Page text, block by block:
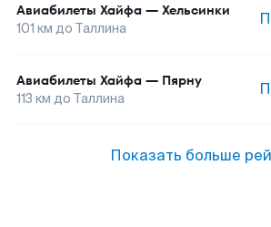
Авиабилеты Хайфа — Хельсинки
101 км до Таллина
Авиабилеты Хайфа — Пярну
113 км до Таллина
Показать больше